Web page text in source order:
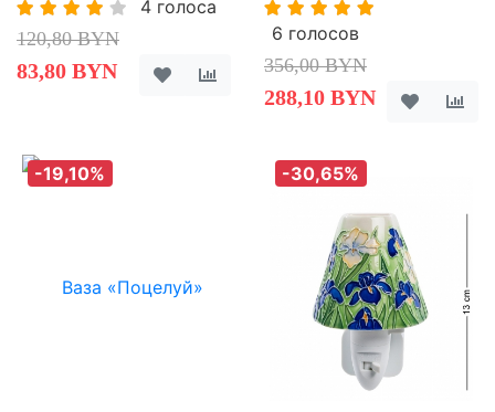
4 голоса
120,80 BYN
83,80 BYN
6 голосов
356,00 BYN
288,10 BYN
-19,10% -30,65%